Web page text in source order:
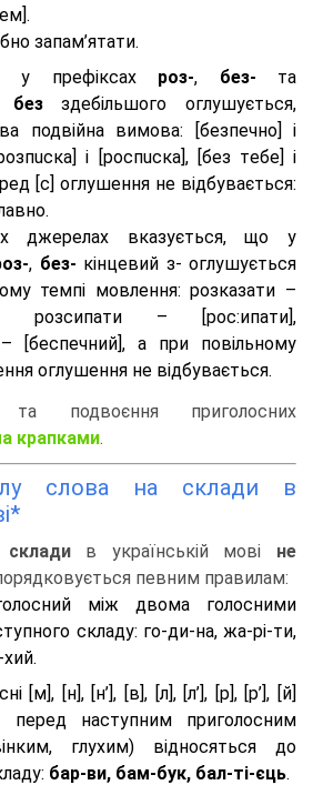
запам’ятати.
у префіксах роз-, без- та
безздебільшого оглушується,
подвійна вимова: [безпeчно] і
і [роспuска], [без тeбе] і
[с] оглушення не відбувається:
джерелах вказується, що у
, без- кінцевий з- оглушується
темпі мовлення: розказати –
розсипати – [роc:ипати],
[беспечний], а при повільному
оглушення не відбувається.
подвоєння приголосних
крапками.
слова на склади в
в українській мові не
певним правилам:
між двома голосними
складу: го-ди-на, жа-рі-ти,
[м], [н], [н’], [в], [л], [л’], [р], [р’], [й]
перед наступним приголосним
глухим) відносяться до
бар-ви, бам-бук, бал-ті-єць.